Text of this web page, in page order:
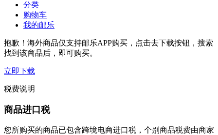
分类
购物车
我的邮乐
抱歉！海外商品仅支持邮乐APP购买，点击去下载按钮，搜索
找到该商品后，即可购买。
立即下载
税费说明
商品进口税
您所购买的商品已包含跨境电商进口税，个别商品税费由商家